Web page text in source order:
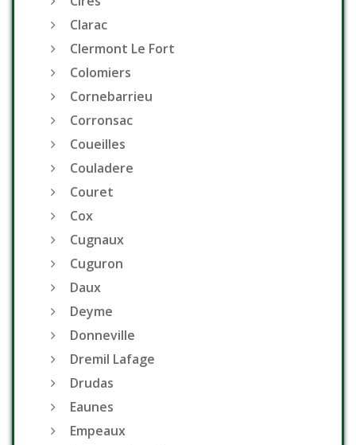
Clarac
Clermont Le Fort
Colomiers
Cornebarrieu
Corronsac
Coueilles
Couladere
Couret
Cox
Cugnaux
Cuguron
Daux
Deyme
Donneville
Dremil Lafage
Drudas
Eaunes
Empeaux